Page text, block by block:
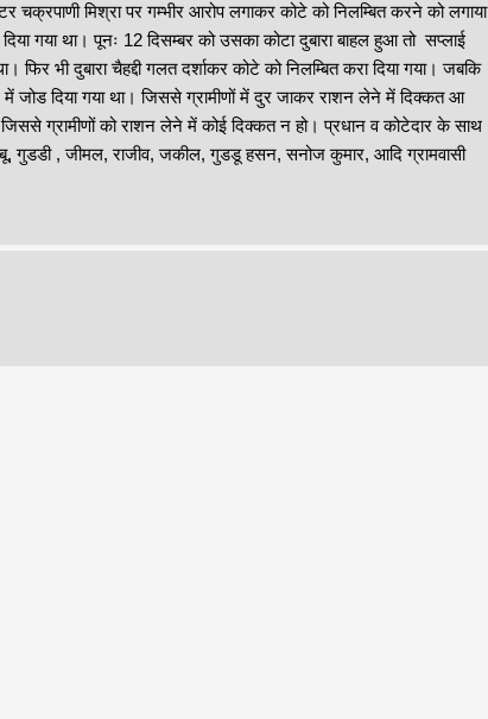
चक्रपाणी मिश्रा पर गम्भीर आरोप लगाकर कोटे को निलम्बित करने को लगाया
गया था। पूनः 12 दिसम्बर को उसका कोटा दुबारा बाहल हुआ तो सप्लाई
भी दुबारा चैहद्दी गलत दर्शाकर कोटे को निलम्बित करा दिया गया। जबकि
जोड दिया गया था। जिससे ग्रामीणों में दुर जाकर राशन लेने में दिक्कत आ
ग्रामीणों को राशन लेने में कोई दिक्कत न हो। प्रधान व कोटेदार के साथ
गुडडी , जीमल, राजीव, जकील, गुडडू हसन, सनोज कुमार, आदि ग्रामवासी